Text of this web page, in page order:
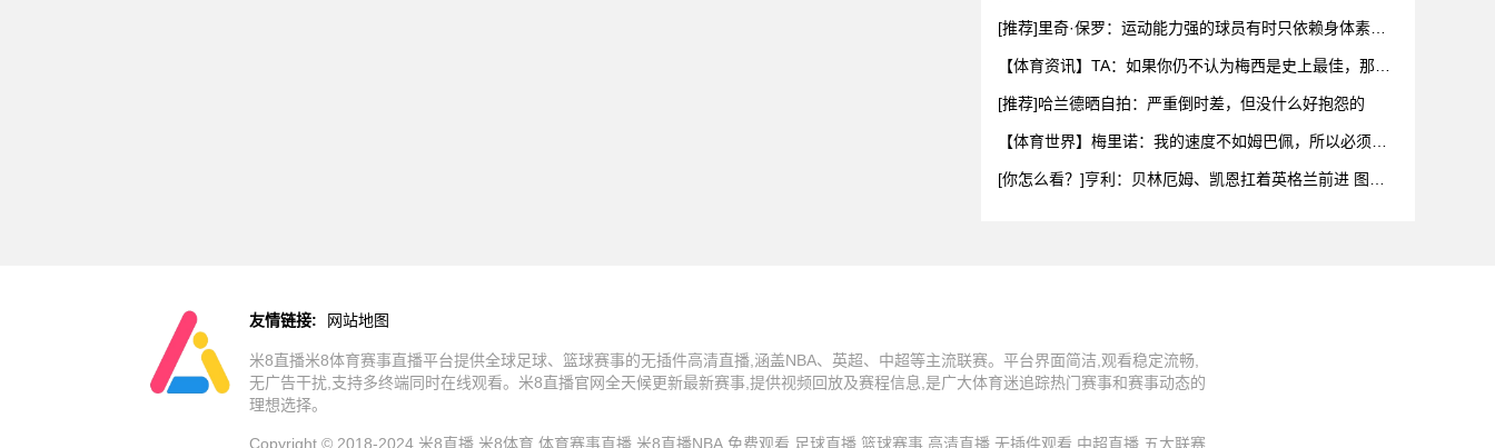
[推荐]里奇·保罗：运动能力强的球员有时只依赖身体素质
【体育资讯】TA：如果你仍不认为梅西是史上最佳，那么
[推荐]哈兰德晒自拍：严重倒时差，但没什么好抱怨的
【体育世界】梅里诺：我的速度不如姆巴佩，所以必须找
[你怎么看？]亨利：贝林厄姆、凯恩扛着英格兰前进 图赫
友情链接: 网站地图
米8直播米8体育赛事直播平台提供全球足球、篮球赛事的无插件高清直播,涵盖NBA、英超、中超等主流联赛。平台界面简洁,观看稳定流畅,
无广告干扰,支持多终端同时在线观看。米8直播官网全天候更新最新赛事,提供视频回放及赛程信息,是广大体育迷追踪热门赛事和赛事动态的
理想选择。
Copyright © 2018-2024 米8直播,米8体育,体育赛事直播,米8直播NBA,免费观看,足球直播,篮球赛事,高清直播,无插件观看,中超直播,五大联赛,